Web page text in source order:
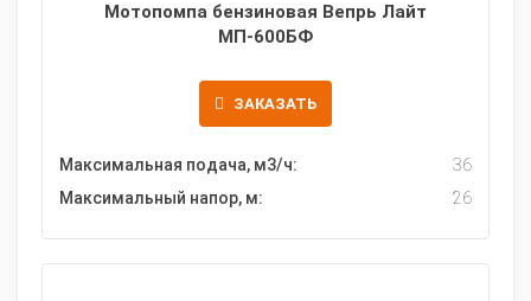
Мотопомпа бензиновая Вепрь Лайт
МП-600БФ
ЗАКАЗАТЬ
Максимальная подача, м3/ч:
36
Максимальный напор, м:
26